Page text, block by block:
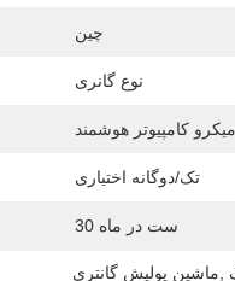
چین
نوع گانری
میکرو کامپیوتر هوشمند
تک/دوگانه اختیاری
30 ست در ماه
ماشین پولیش گانتری